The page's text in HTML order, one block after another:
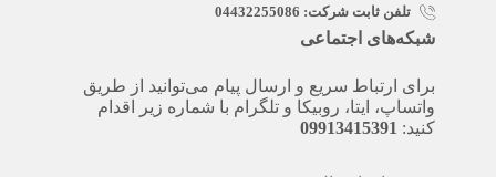
تلفن ثابت شرکت: 04432255086
شبکه‌های اجتماعی
برای ارتباط سریع و ارسال پیام می‌توانید از طریق
واتساپ، ایتا، روبیکا و تلگرام با شماره زیر اقدام
کنید: 09913415391